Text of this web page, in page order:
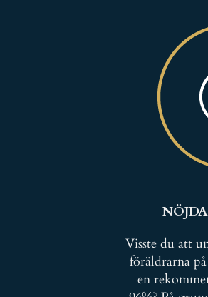
Visste du att
föräldrarna
en